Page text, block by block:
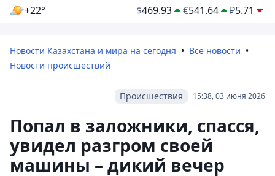
+22° $469.93 €541.64 ₽5.71
Новости Казахстана и мира на сегодня
Все новости
Новости происшествий
15:38, 03 июня 2026
Происшествия
Попал в заложники, спасся,
увидел разгром своей
машины – дикий вечер